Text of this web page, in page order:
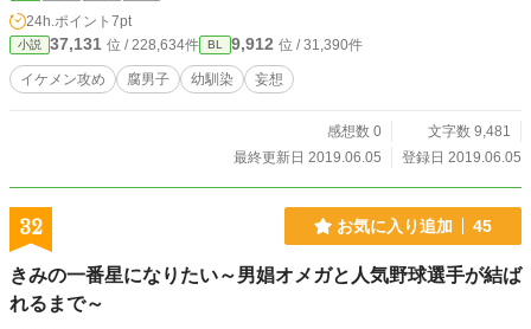
24h.ポイント 7pt
小説 37,131 位 / 228,634件 BL 9,912 位 / 31,390件
イケメン攻め 腐男子 幼馴染 妄想
感想数 0
文字数 9,481
最終更新日 2019.06.05
登録日 2019.06.05
32 お気に入り追加 45
きみの一番星になりたい～男娼オメガと人気野球選手が結ば
れるまで～